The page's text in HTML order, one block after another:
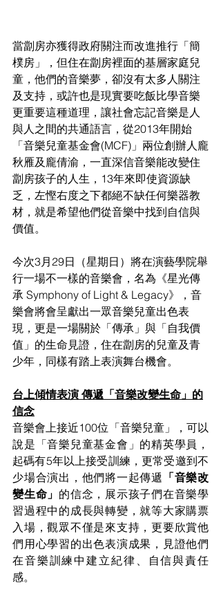
當劏房亦獲得政府關注而改進推行「簡
樸房」，但住在劏房裡面的基層家庭兒
童，他們的音樂夢，卻沒有太多人關注
及支持，或許也是現實要吃飯比學音樂
更重要這種道理，讓社會忘記音樂是人
與人之間的共通語言，從2013年開始
「音樂兒童基金會(MCF)」兩位創辦人龐
秋雁及龐倩渝，一直深信音樂能改變住
劏房孩子的人生，13年來即使資源缺
乏，左慳右度之下都絕不缺任何樂器教
材，就是希望他們從音樂中找到自信與
價值。
今次3月29日（星期日）將在演藝學院舉
行一場不一樣的音樂會，名為《星光傳
承 Symphony of Light & Legacy》，音
樂會將會呈獻出一眾音樂兒童出色表
現，更是一場關於「傳承」與「自我價
值」的生命見證，住在劏房的兒童及青
少年，同樣有踏上表演舞台機會。
台上傾情表演 傳遞「音樂改變生命」的
信念
音樂會上接近100位「音樂兒童」，可以
說是「音樂兒童基金會」的精英學員，
起碼有5年以上接受訓練，更常受邀到不
少場合演出，他們將一起傳遞 「音樂改
變生命」 的信念，展示孩子們在音樂學
習過程中的成長與轉變，就等大家購票
入場，觀眾不僅是來支持，更要欣賞他
們用心學習的出色表演成果，見證他們
在音樂訓練中建立紀律、自信與責任
感。